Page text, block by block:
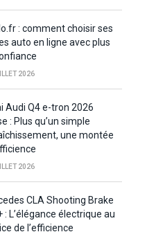
: comment choisir ses
auto en ligne avec plus
2026
Audi Q4 e-tron 2026
: Plus qu’un simple
une montée
2026
CLA Shooting Brake
: L’élégance électrique au
de l’efficience